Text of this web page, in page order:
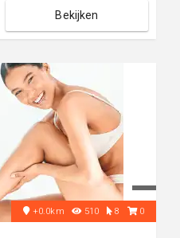
Bekijken
+0.0km 510 8 0